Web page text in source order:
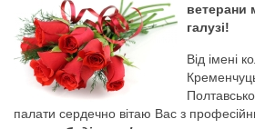
ветерани
галузі!
Від імені
палати сердечно вітаю Вас з